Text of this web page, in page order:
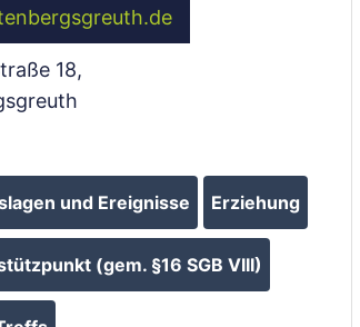
18,
und Ereignisse Erziehung
(gem. §16 SGB VIII)